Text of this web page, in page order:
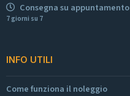
Consegna su appuntamento
7 giorni su 7
INFO UTILI
Come funziona il noleggio